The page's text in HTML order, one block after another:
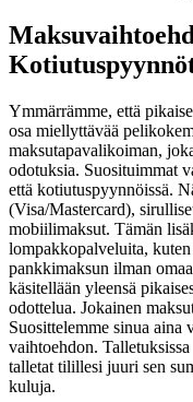
Ymmärrämme, että
osa miellyttävää
maksutapavalikoiman,
odotuksia. Suosituimmat
että kotiutuspyynnöissä.
(Visa/Mastercard),
mobiilimaksut. Tämän
lompakkopalveluita,
pankkimaksun ilman
käsitellään yleensä
odottelua. Jokainen
Suosittelemme sinua aina
vaihtoehdon.
talletat tilillesi juuri sen
kuluja.